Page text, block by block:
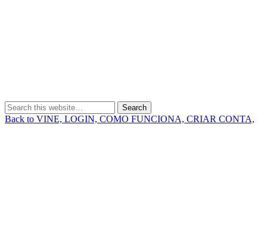
Back to VINE, LOGIN, COMO FUNCIONA, CRIAR CONTA,